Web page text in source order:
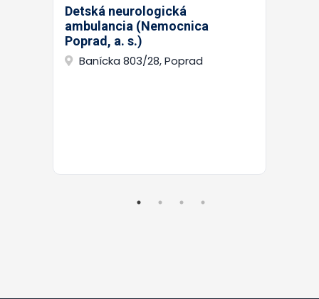
Detská neurologická
ambulancia (Nemocnica
Poprad, a. s.)
Banícka 803/28, Poprad